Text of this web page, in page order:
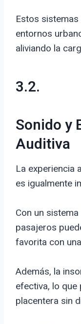
Estos
entornos
aliviando la
3.2.
Sonido y
Auditiva
La experiencia
es igualmente
Con un
pasajeros
favorita con
Además, la
efectiva, lo que
placentera sin